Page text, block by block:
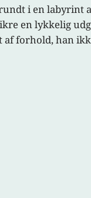
i en labyrint
en lykkelig
forhold, han